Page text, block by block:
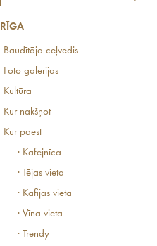
RĪGA
Baudītāja ceļvedis
Foto galerijas
Kultūra
Kur nakšņot
Kur paēst
· Kafejnīca
· Tējas vieta
· Kafijas vieta
· Vīna vieta
· Trendy